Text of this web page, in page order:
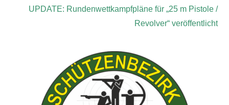
UPDATE: Rundenwettkampfpläne für „25 m Pistole /
Revolver“ veröffentlicht